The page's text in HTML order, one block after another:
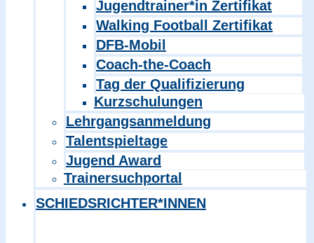
Jugendtrainer*in Zertifikat
Walking Football Zertifikat
DFB-Mobil
Coach-the-Coach
Tag der Qualifizierung
Kurzschulungen
Lehrgangsanmeldung
Talentspieltage
Jugend Award
Trainersuchportal
SCHIEDSRICHTER*INNEN